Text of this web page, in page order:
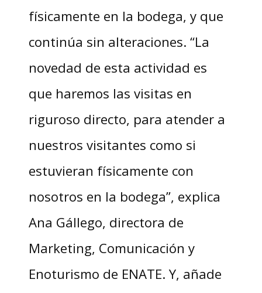
físicamente en la bodega, y que
continúa sin alteraciones. “La
novedad de esta actividad es
que haremos las visitas en
riguroso directo, para atender a
nuestros visitantes como si
estuvieran físicamente con
nosotros en la bodega”, explica
Ana Gállego, directora de
Marketing, Comunicación y
Enoturismo de ENATE. Y, añade